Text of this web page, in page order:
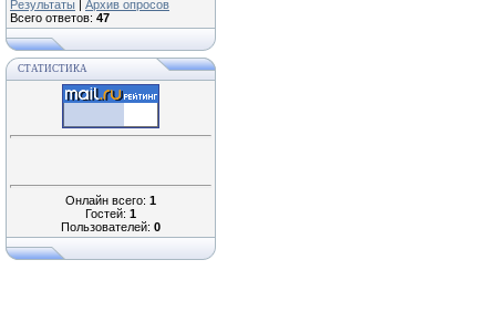
Результаты | Архив опросов
Всего ответов: 47
СТАТИСТИКА
Онлайн всего: 1
Гостей: 1
Пользователей: 0